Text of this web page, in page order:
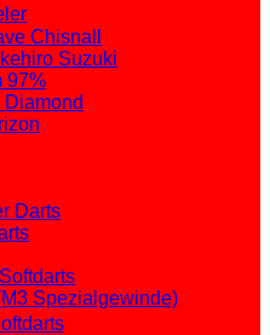
Chisnall
Suzuki
97%
Diamond
Darts
Spezialgewinde)